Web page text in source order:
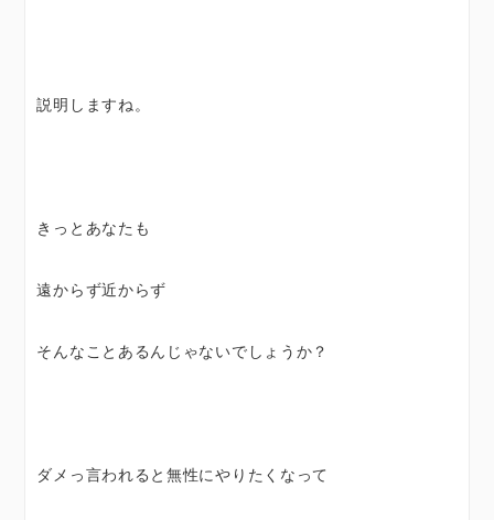
説明しますね。
きっとあなたも
遠からず近からず
そんなことあるんじゃないでしょうか？
ダメっ言われると無性にやりたくなって